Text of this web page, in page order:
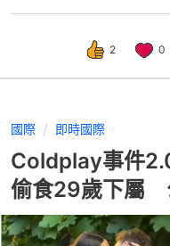
2 0
國際 即時國際
Coldplay事件
偷食29歲下屬